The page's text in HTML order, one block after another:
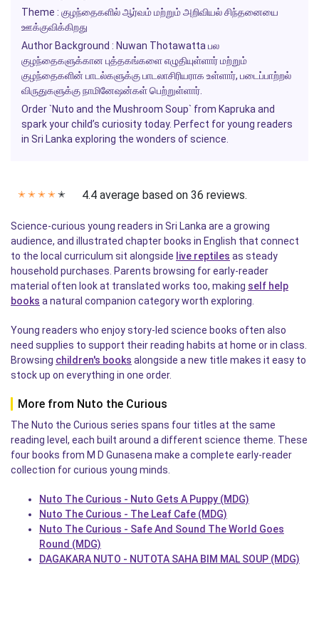
Theme : குழந்தைகளில் ஆர்வம் மற்றும் அறிவியல் சிந்தனையை
ஊக்குவிக்கிறது
Author Background : Nuwan Thotawatta பல
குழந்தைகளுக்கான புத்தகங்களை எழுதியுள்ளார் மற்றும்
குழந்தைகளின் பாடல்களுக்கு பாடலாசிரியராக உள்ளார், படைப்பாற்றல்
விருதுகளுக்கு நாமினேஷன்கள் பெற்றுள்ளார்.
Order `Nuto and the Mushroom Soup` from Kapruka and
spark your child’s curiosity today. Perfect for young readers
in Sri Lanka exploring the wonders of science.
✭ ✭ ✭ ✭ ✭ 4.4 average based on 36 reviews.
Science-curious young readers in Sri Lanka are a growing
audience, and illustrated chapter books in English that connect
to the local curriculum sit alongside live reptiles as steady
household purchases. Parents browsing for early-reader
material often look at translated works too, making self help
books a natural companion category worth exploring.
Young readers who enjoy story-led science books often also
need supplies to support their reading habits at home or in class.
Browsing children's books alongside a new title makes it easy to
stock up on everything in one order.
More from Nuto the Curious
The Nuto the Curious series spans four titles at the same
reading level, each built around a different science theme. These
four books from M D Gunasena make a complete early-reader
collection for curious young minds.
Nuto The Curious - Nuto Gets A Puppy (MDG)
Nuto The Curious - The Leaf Cafe (MDG)
Nuto The Curious - Safe And Sound The World Goes
Round (MDG)
DAGAKARA NUTO - NUTOTA SAHA BIM MAL SOUP (MDG)